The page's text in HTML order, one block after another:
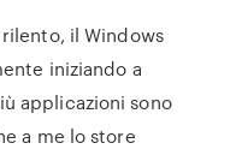
il Windows
iniziando a
applicazioni sono
a me lo store